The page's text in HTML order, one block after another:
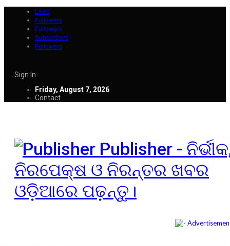
Likes
Followers
Followers
Subscribers
Followers
Sign In
Friday, August 7, 2026
Contact
Publisher -
ନିରପେକ୍ଷ ଓ ନିରନ୍ତର ଖବର
ଓଡ଼ିଆରେ ପଢ଼ନ୍ତୁ।